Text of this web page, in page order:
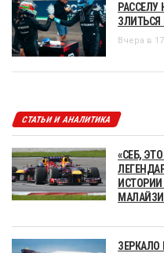
ЗЛИТЬСЯ
Вчера в
СТАТЬИ И АНАЛИТИКА
«СЕБ,
ИСТОРИИ